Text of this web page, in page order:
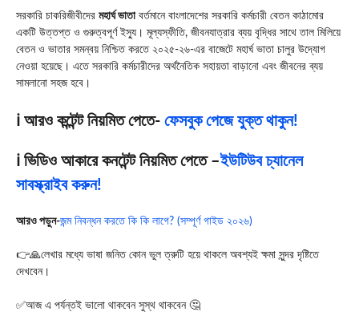
সরকারি চাকরিজীবীদের মহার্ঘ ভাতাবর্তমানে বাংলাদেশের সরকারি কর্মচারী বেতন কাঠামোর
একটি উত্তপ্ত ও গুরুত্বপূর্ণ ইস্যু। মূল্যস্ফীতি, জীবনযাত্রার ব্যয় বৃদ্ধির সাথে তাল মিলিয়ে
বেতন ও ভাতার সমন্বয় নিশ্চিত করতে ২০২৫-২৬-এর বাজেটে মহার্ঘ ভাতা চালুর উদ্যোগ
নেওয়া হয়েছে। এতে সরকারি কর্মচারীদের অর্থনৈতিক সহায়তা বাড়ানো এবং জীবনের ব্যয়
সামলানো সহজ হবে।
ℹ️ আরও কন্টেন্ট নিয়মিত পেতে- ফেসবুক পেজে যুক্ত থাকুন!
ℹ️ ভিডিও আকারে কনটেন্ট নিয়মিত পেতে –ইউটিউব চ্যানেল
সাবস্ক্রাইব করুন!
আরও পড়ুন-জন্ম নিবন্ধন করতে কি কি লাগে? (সম্পূর্ণ গাইড ২০২৬)
👉🙏লেখার মধ্যে ভাষা জনিত কোন ভুল ত্রুটি হয়ে থাকলে অবশ্যই ক্ষমা সুন্দর দৃষ্টিতে
দেখবেন।
✅আজ এ পর্যন্তই ভালো থাকবেন সুস্থ থাকবেন 🤔